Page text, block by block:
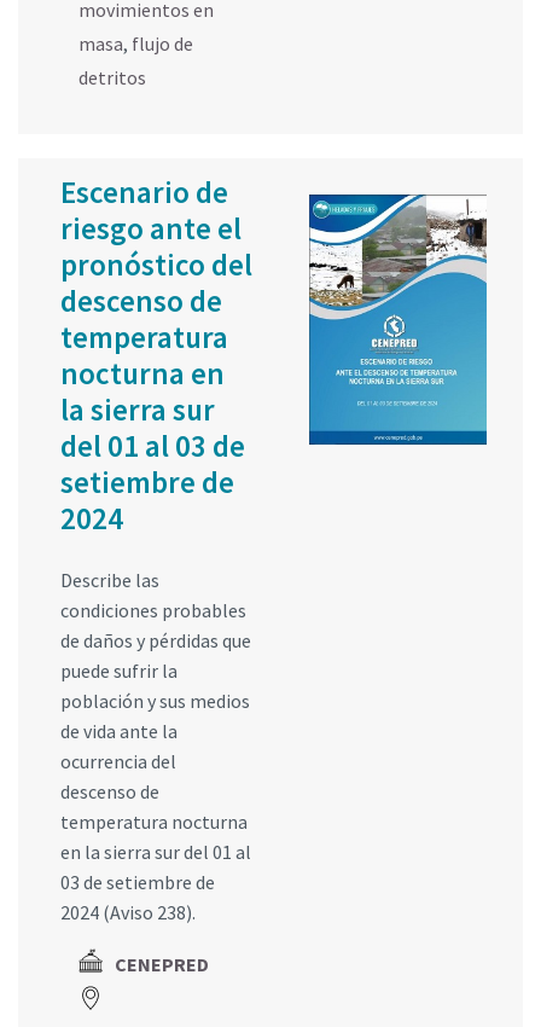
movimientos en
masa, flujo de
detritos
Escenario de
riesgo ante el
pronóstico del
descenso de
temperatura
nocturna en
la sierra sur
del 01 al 03 de
setiembre de
2024
Describe las
condiciones probables
de daños y pérdidas que
puede sufrir la
población y sus medios
de vida ante la
ocurrencia del
descenso de
temperatura nocturna
en la sierra sur del 01 al
03 de setiembre de
2024 (Aviso 238).
CENEPRED